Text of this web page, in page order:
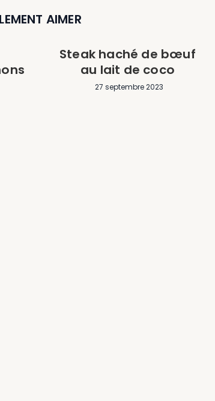
AIMER
Steak haché de bœuf
au lait de coco
27 septembre 2023